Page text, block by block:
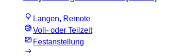
Langen, Remote
Voll- oder Teilzeit
Festanstellung